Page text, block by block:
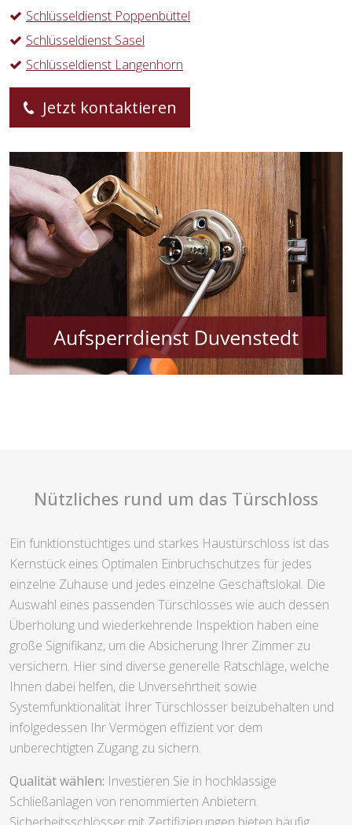
Schlüsseldienst Poppenbüttel
Schlüsseldienst Sasel
Schlüsseldienst Langenhorn
Jetzt kontaktieren
Nützliches rund um das Türschloss
Ein funktionstüchtiges und starkes Haustürschloss ist das
Kernstück eines Optimalen Einbruchschutzes für jedes
einzelne Zuhause und jedes einzelne Geschäftslokal. Die
Auswahl eines passenden Türschlosses wie auch dessen
Überholung und wiederkehrende Inspektion haben eine
große Signifikanz, um die Absicherung Ihrer Zimmer zu
versichern. Hier sind diverse generelle Ratschläge, welche
Ihnen dabei helfen, die Unversehrtheit sowie
Systemfunktionalität Ihrer Türschlösser beizubehalten und
infolgedessen Ihr Vermögen effizient vor dem
unberechtigten Zugang zu sichern.
Qualität wählen: Investieren Sie in hochklassige
Schließanlagen von renommierten Anbietern.
Sicherheitsschlösser mit Zertifizierungen bieten häufig